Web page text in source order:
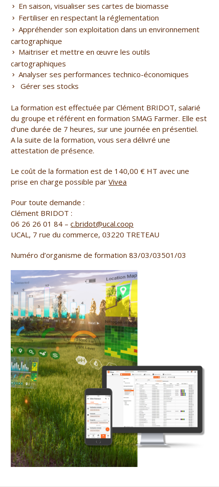
En saison, visualiser ses cartes de biomasse
Fertiliser en respectant la réglementation
Appréhender son exploitation dans un environnement
cartographique
Maitriser et mettre en œuvre les outils
cartographiques
Analyser ses performances technico-économiques
Gérer ses stocks
La formation est effectuée par Clément BRIDOT, salarié
du groupe etréférent en formation SMAG Farmer. Elle est
d’une durée de 7 heures, sur une journée en présentiel.
A la suite de la formation, vous sera délivré une
attestation de présence.
Le coût de la formation est de 140,00 € HT avec une
prise en charge possible parVivea
Pour toute demande :
Clément BRIDOT :
06 26 26 01 84 –c.bridot@ucal.coop
UCAL, 7 rue du commerce, 03220 TRETEAU
Numéro d’organisme de formation 83/03/03501/03